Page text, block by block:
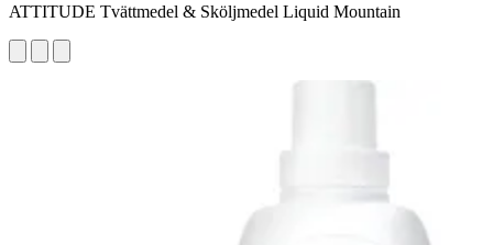
ATTITUDE Tvättmedel & Sköljmedel Liquid Mountain